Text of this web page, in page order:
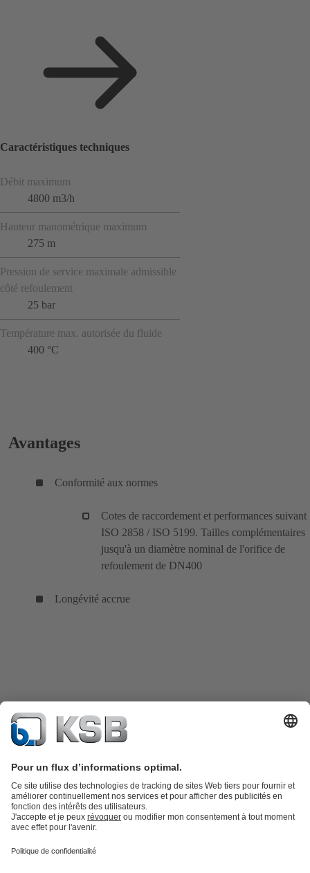
Caractéristiques techniques
Débit maximum
4800 m3/h
Hauteur manométrique maximum
275 m
Pression de service maximale admissible
côté refoulement
25 bar
Température max. autorisée du fluide
400 °C
Avantages
Conformité aux normes
Cotes de raccordement et performances suivant
ISO 2858 / ISO 5199. Tailles complémentaires
jusqu'à un diamètre nominal de l'orifice de
refoulement de DN400
Longévité accrue